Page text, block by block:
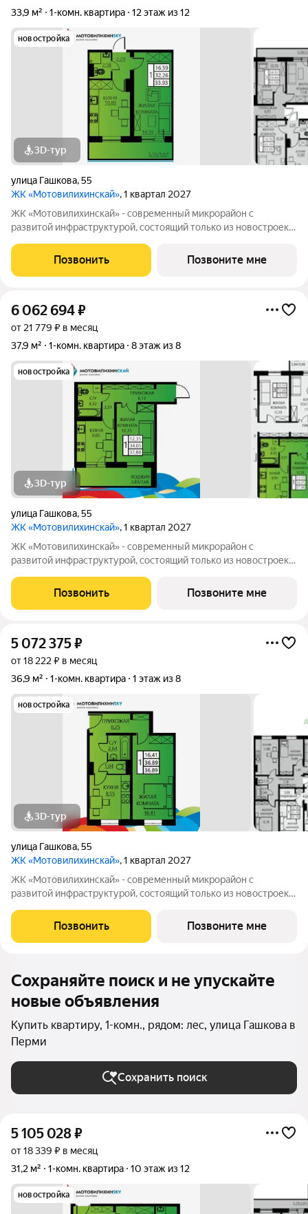
33,9 м² 1-комн. квартира 12 этаж из 12
новостройка
3D-тур
улица Гашкова,55
ЖК «Мотовилихинскай», 1 квартал 2027
ЖК «Мотовилихинскай» - современный микрорайон с
развитой инфраструктурой, состоящий только из новостроек.
кварталами на территории 22 Га 1. Сочетание проверенных
технологий строительства с современными
Позвонить Позвоните мне
6 062 694₽
от 21 779 ₽ в месяц
37,9 м²
1-комн. квартира 8 этаж из 8
новостройка
3D-тур
улица Гашкова,55
ЖК «Мотовилихинскай», 1 квартал 2027
ЖК «Мотовилихинскай» - современный микрорайон с
развитой инфраструктурой, состоящий только из новостроек.
кварталами на территории 22 Га 1. Сочетание проверенных
технологий строительства с современными
Позвонить Позвоните мне
5 072 375₽
от 18 222 ₽ в месяц
36,9 м²
1-комн. квартира 1 этаж из 8
новостройка
3D-тур
улица Гашкова,55
ЖК «Мотовилихинскай», 1 квартал 2027
ЖК «Мотовилихинскай» - современный микрорайон с
развитой инфраструктурой, состоящий только из новостроек.
кварталами на территории 22 Га 1. Сочетание проверенных
технологий строительства с современными
Позвонить Позвоните мне
Сохраняйте поиск и не упускайте
новые объявления
Купить квартиру, 1-комн., рядом: лес, улица Гашкова в
Перми
Сохранить поиск
5 105 028₽
от 18 339 ₽ в месяц
31,2 м²
1-комн. квартира 10 этаж из 12
новостройка